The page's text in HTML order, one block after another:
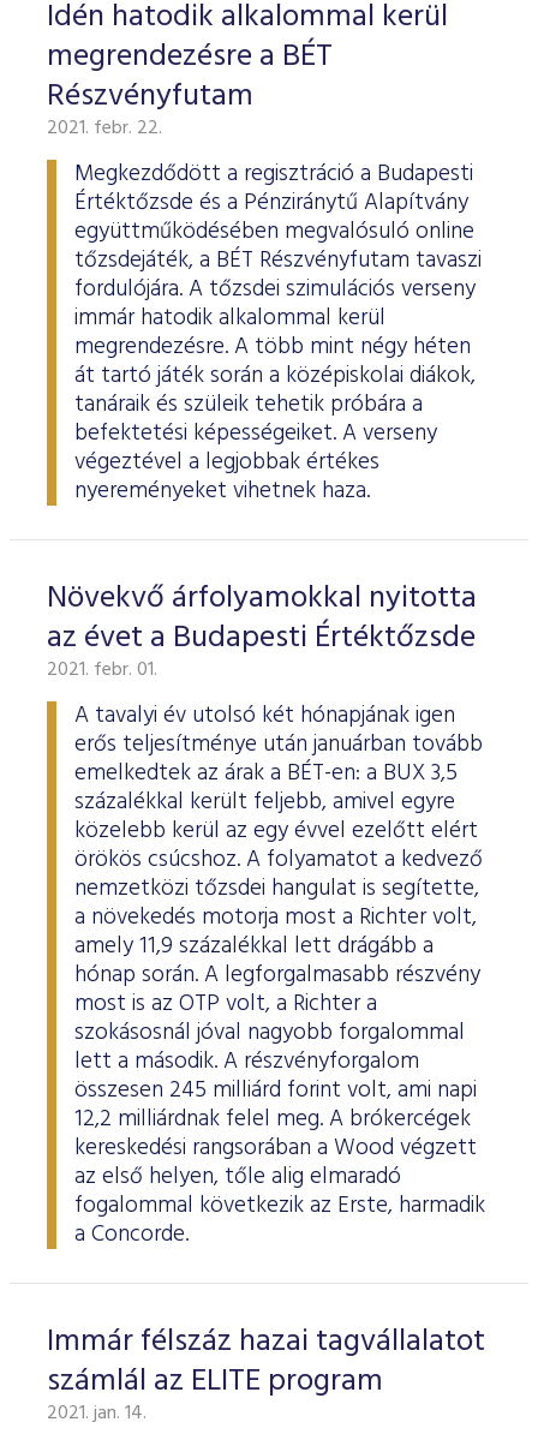
ESG Útmutató
Idén hatodik alkalommal kerül
megrendezésre a BÉT
Részvényfutam
2021. febr. 22.
Megkezdődött a regisztráció a Budapesti
Értéktőzsde és a Pénziránytű Alapítvány
együttműködésében megvalósuló online
tőzsdejáték, a BÉT Részvényfutam tavaszi
fordulójára. A tőzsdei szimulációs verseny
immár hatodik alkalommal kerül
megrendezésre. A több mint négy héten
át tartó játék során a középiskolai diákok,
tanáraik és szüleik tehetik próbára a
befektetési képességeiket. A verseny
végeztével a legjobbak értékes
nyereményeket vihetnek haza.
Növekvő árfolyamokkal nyitotta
az évet a Budapesti Értéktőzsde
2021. febr. 01.
A tavalyi év utolsó két hónapjának igen
erős teljesítménye után januárban tovább
emelkedtek az árak a BÉT-en: a BUX 3,5
százalékkal került feljebb, amivel egyre
közelebb kerül az egy évvel ezelőtt elért
örökös csúcshoz. A folyamatot a kedvező
nemzetközi tőzsdei hangulat is segítette,
a növekedés motorja most a Richter volt,
amely 11,9 százalékkal lett drágább a
hónap során. A legforgalmasabb részvény
most is az OTP volt, a Richter a
szokásosnál jóval nagyobb forgalommal
lett a második. A részvényforgalom
összesen 245 milliárd forint volt, ami napi
12,2 milliárdnak felel meg. A brókercégek
kereskedési rangsorában a Wood végzett
az első helyen, tőle alig elmaradó
fogalommal következik az Erste, harmadik
a Concorde.
Immár félszáz hazai tagvállalatot
számlál az ELITE program
2021. jan. 14.